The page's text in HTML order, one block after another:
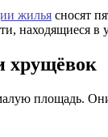
жилья сносят
находящиеся в
хрущёвок
площадь.